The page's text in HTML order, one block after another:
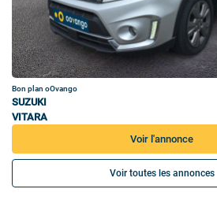
Bon plan oOvango
SUZUKI
VITARA
Voir l'annonce
Voir toutes les annonces